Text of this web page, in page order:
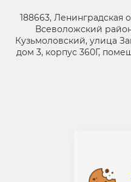
188663, Ленинградская
Всеволожский
Кузьмоловский, улица
дом 3, корпус 360Г,